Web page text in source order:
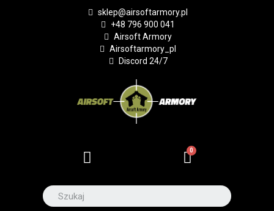
sklep@airsoftarmory.pl
+48 796 900 041
Airsoft Armory
Airsoftarmory_pl
Discord 24/7